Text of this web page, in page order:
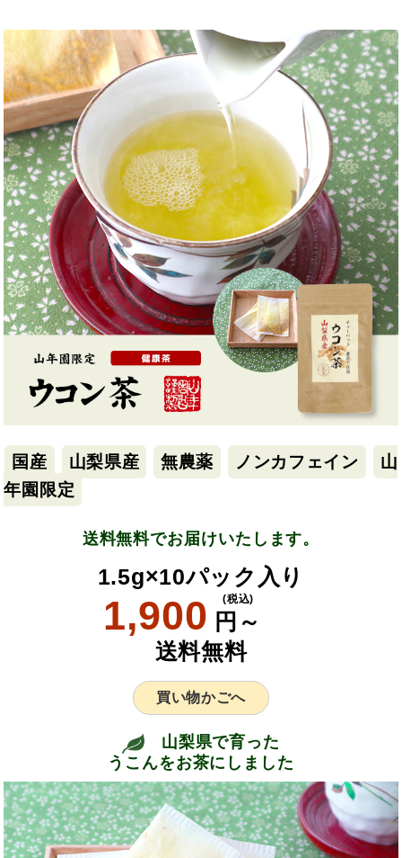
国産 山梨県産 無農薬 ノンカフェイン
山
年園限定
送料無料でお届けいたします。
1.5g×10パック入り
1,900 円～
(税込)
送料無料
買い物かごへ
山梨県で育った
うこんをお茶にしました